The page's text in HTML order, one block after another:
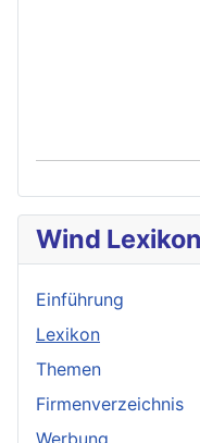
Wind Lexikon
Einführung
Lexikon
Themen
Firmenverzeichnis